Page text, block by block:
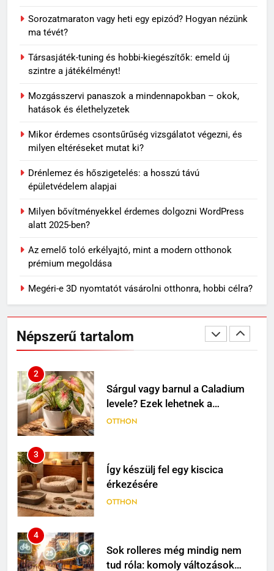
Sorozatmaraton vagy heti egy epizód? Hogyan nézünk
ma tévét?
Társasjáték-tuning és hobbi-kiegészítők: emeld új
szintre a játékélményt!
Mozgásszervi panaszok a mindennapokban – okok,
hatások és élethelyzetek
Mikor érdemes csontsűrűség vizsgálatot végezni, és
milyen eltéréseket mutat ki?
Drénlemez és hőszigetelés: a hosszú távú
épületvédelem alapjai
Milyen bővítményekkel érdemes dolgozni WordPress
alatt 2025-ben?
Az emelő toló erkélyajtó, mint a modern otthonok
prémium megoldása
Megéri-e 3D nyomtatót vásárolni otthonra, hobbi célra?
Népszerű tartalom
virágzáshoz
OTTHON
Visszatérő álmok: miért jelenhet
újra?
MINDENNAPOK
7
Travertin burkolat időtállósága,
OTTHON
8
nyári napokra
VÁSÁRLÁS
1
MINDENNAPOK
2
Sárgul vagy barnul a Caladium
levele? Ezek lehetnek a
leggyakoribb okok
OTTHON
3
Így készülj fel egy kiscica
érkezésére
OTTHON
4
Sok rolleres még mindig nem
tud róla: komoly változások